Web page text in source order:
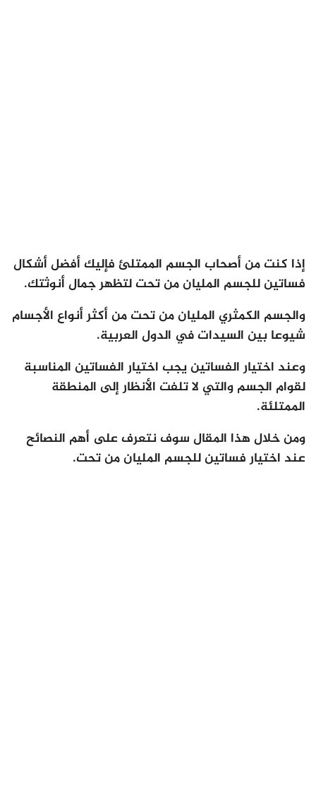
إذا كنت من أصحاب الجسم الممتلئ فإليك أفضل أشكال
فساتين للجسم المليان من تحت لتظهر جمال أنوثتك.
والجسم الكمثري المليان من تحت من أكثر أنواع الأجسام
شيوعا بين السيدات في الدول العربية.
وعند اختيار الفساتين يجب اختيار الفساتين المناسبة
لقوام الجسم والتي لا تلفت الأنظار إلى المنطقة
الممتلئة.
ومن خلال هذا المقال سوف نتعرف على أهم النصائح
عند اختيار فساتين للجسم المليان من تحت.